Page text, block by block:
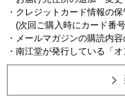
・クレジットカード情報の保
(次回ご購入時にカード番
・メールマガジンの購読内
・南江堂が発行している「